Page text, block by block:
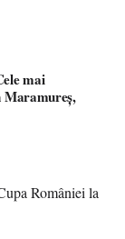
mai
Maramureș,